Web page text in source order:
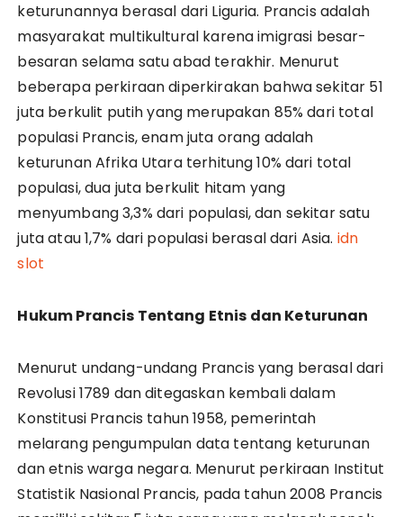
keturunannya berasal dari Liguria. Prancis adalah
masyarakat multikultural karena imigrasi besar-
besaran selama satu abad terakhir. Menurut
beberapa perkiraan diperkirakan bahwa sekitar 51
juta berkulit putih yang merupakan 85% dari total
populasi Prancis, enam juta orang adalah
keturunan Afrika Utara terhitung 10% dari total
populasi, dua juta berkulit hitam yang
menyumbang 3,3% dari populasi, dan sekitar satu
juta atau 1,7% dari populasi berasal dari Asia. idn
slot
Hukum Prancis Tentang Etnis dan Keturunan
Menurut undang-undang Prancis yang berasal dari
Revolusi 1789 dan ditegaskan kembali dalam
Konstitusi Prancis tahun 1958, pemerintah
melarang pengumpulan data tentang keturunan
dan etnis warga negara. Menurut perkiraan Institut
Statistik Nasional Prancis, pada tahun 2008 Prancis